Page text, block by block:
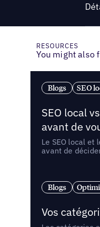
RESOURCES
You might also
Blogs SEO
SEO local
avant de
Le SEO local
avant de
Blogs
Vos